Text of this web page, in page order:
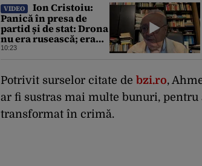
VIDEO
Ion Cristoiu:
Panică în presa de
partid și de stat: Drona
nu era rusească; era
ucraineană!
10:23
Potrivit surselor citate de bzi.ro,
ar fi sustras mai multe bunuri, pentru
transformat în crimă.